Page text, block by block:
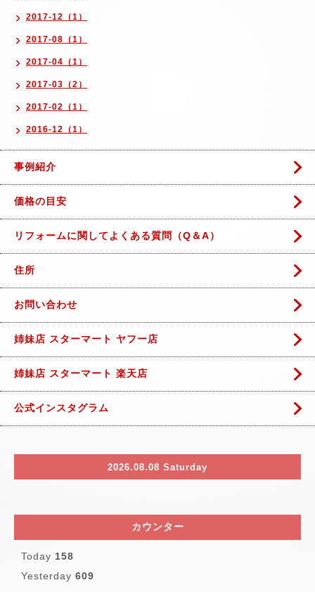
2017-12（1）
2017-08（1）
2017-04（1）
2017-03（2）
2017-02（1）
2016-12（1）
事例紹介
価格の目安
リフォームに関してよくある質問（Q＆A）
住所
お問い合わせ
姉妹店 スターマート ヤフー店
姉妹店 スターマート 楽天店
公式インスタグラム
2026.08.08 Saturday
カウンター
Today 158
Yesterday 609